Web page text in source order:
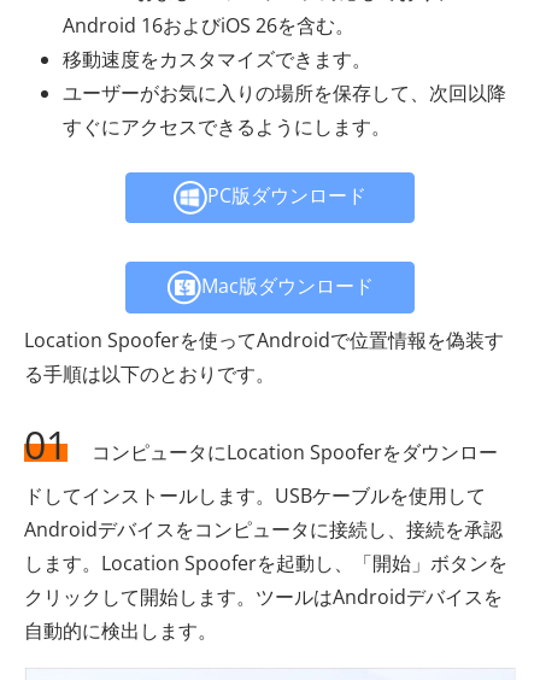
Android 16およびiOS 26を含む。
移動速度をカスタマイズできます。
ユーザーがお気に入りの場所を保存して、次回以降
すぐにアクセスできるようにします。
PC版ダウンロード
Mac版ダウンロード
Location Spooferを使ってAndroidで位置情報を偽装す
る手順は以下のとおりです。
01
コンピュータにLocation Spooferをダウンロー
ドしてインストールします。USBケーブルを使用して
Androidデバイスをコンピュータに接続し、接続を承認
します。Location Spooferを起動し、「開始」ボタンを
クリックして開始します。ツールはAndroidデバイスを
自動的に検出します。